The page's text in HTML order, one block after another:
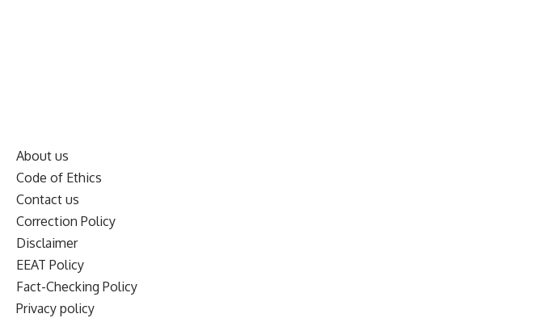
About us
Code of Ethics
Contact us
Correction Policy
Disclaimer
EEAT Policy
Fact-Checking Policy
Privacy policy